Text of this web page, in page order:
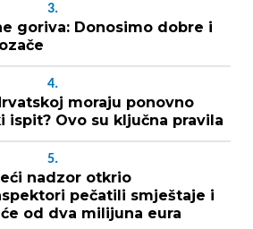
3.
goriva: Donosimo dobre i
4.
moraju ponovno
ispit? Ovo su ključna pravila
5.
nadzor otkrio
pečatili smještaje i
od dva milijuna eura